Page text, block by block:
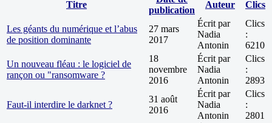
Titre
publication
Auteur Clics
Les géants du numérique et l’abus
de position dominante
27 mars
2017
Écrit par
Nadia
Antonin
Clics
:
6210
Un nouveau fléau : le logiciel de
rançon ou "ransomware ?
18
novembre
2016
Écrit par
Nadia
Antonin
Clics
:
2893
Faut-il interdire le darknet ?
31 août
2016
Écrit par
Nadia
Antonin
Clics
:
2801